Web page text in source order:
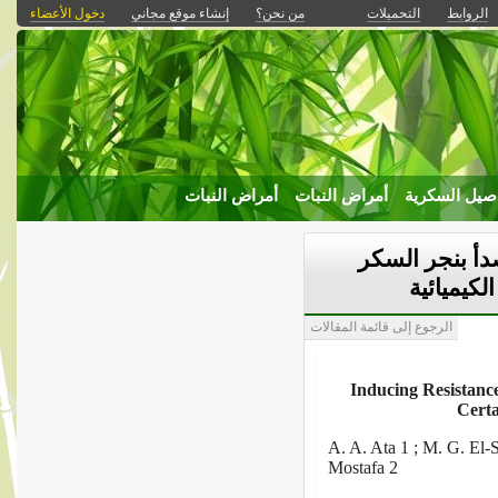
الروابط التحميلات من نحن؟ إنشاء موقع مجاني دخول الأعضاء
السكرية أمراض النبات أمراض النبات
بنجر السكر
الرجوع إلى قائمة المقالات
Inducing
A. A. Ata 1 ; M. G. El-
Mostafa 2